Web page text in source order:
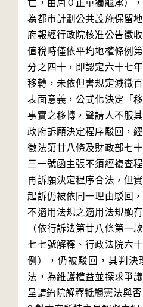
亡，由周０正單獨繼承）
為都市計劃公共設施保留
府報經行政院核准公告徵
值稅時僅依平均地權條例
分之四十，即認定六十七
移轉，未依但書規定減徵
表面意義，公式化決定「
事實之移轉，聲請人不服
政府訴願決定程序駁回，
徵法第廿八條及財政部七
三一號函主張不須經複查
再訴願決定程序合法，但
起訴仍被依同一理由駁回
不適用法規之適用法規顯
（依行訴法第廿八條第一
七七號解釋、行政法院六
例），仍被駁回，其判決
法，為維護權益並探求爭
呈請鈞院解釋牴觸憲法與否